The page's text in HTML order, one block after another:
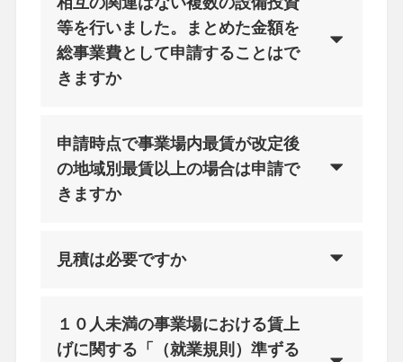
等を行いました。まとめた金額を
総事業費として申請することはで
きますか
申請時点で事業場内最賃が改定後
の地域別最賃以上の場合は申請で
きますか
見積は必要ですか
１０人未満の事業場における賃上
げに関する「（就業規則）準ずる